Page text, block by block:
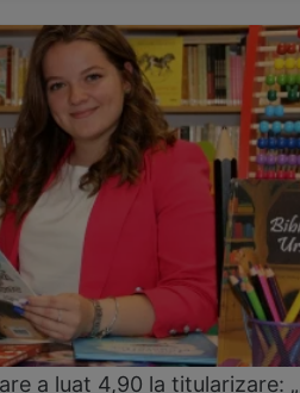
a luat 4,90 la titularizare: